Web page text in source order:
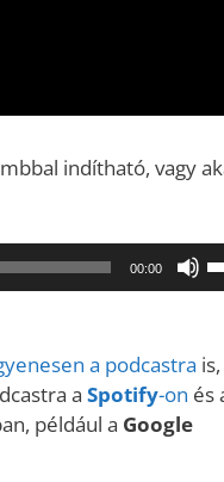
indítható, vagy
00:00
a
a podcastra
a Spotify-on és
például a Google